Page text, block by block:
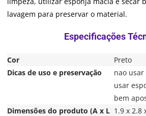
lavagem para preservar o material.
Cor
Preto
Dicas de uso e preservação
nao
usar
bem
Dimensões do produto (A x L 1.9 x 2.8